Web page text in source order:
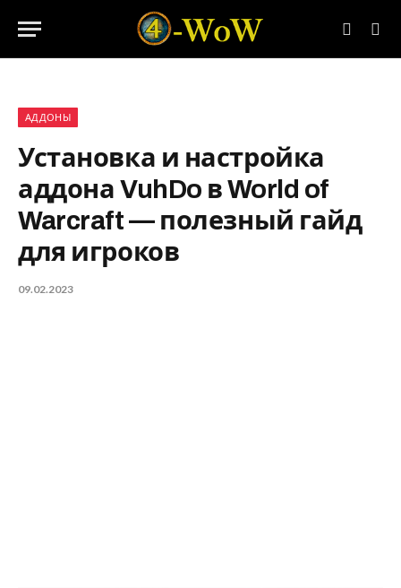
АДДОНЫ
Установка и настройка
аддона VuhDo в World of
Warcraft — полезный гайд
для игроков
09.02.2023